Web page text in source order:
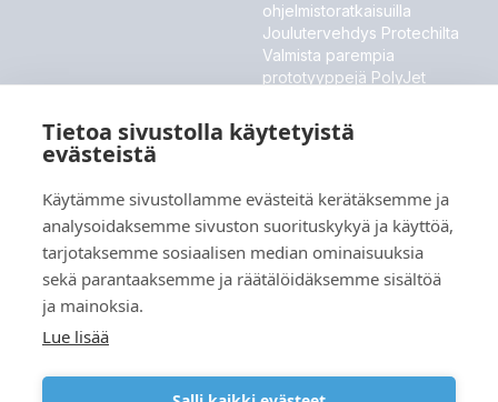
Tietoa sivustolla käytetyistä
evästeistä
Käytämme sivustollamme evästeitä kerätäksemme ja
analysoidaksemme sivuston suorituskykyä ja käyttöä,
tarjotaksemme sosiaalisen median ominaisuuksia
sekä parantaaksemme ja räätälöidäksemme sisältöä
ja mainoksia.
Lue lisää
ohjelmistoratkaisuilla
Joulutervehdys Protechilta
Valmista parempia
prototyyppejä PolyJet
Stratasys esittelee uudet
materiaalit ja ohjelmistouutiset
MESSUT JA TAPAHTUMAT
Meillä ei ole tällä hetkellä tulevia tapahtumia.